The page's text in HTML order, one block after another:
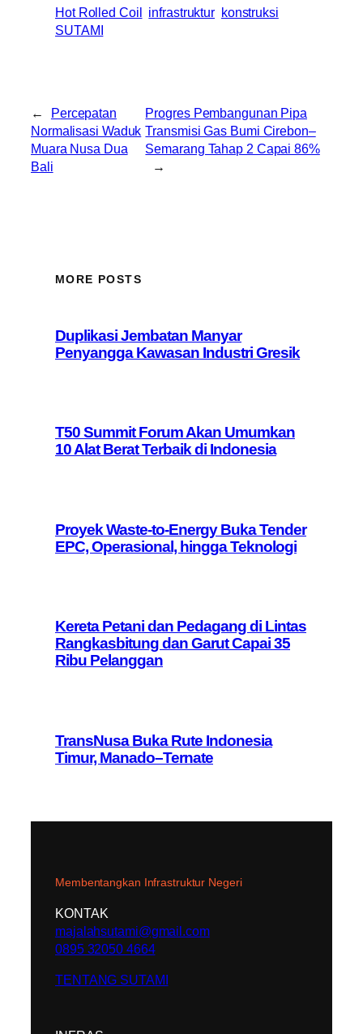
Hot Rolled Coil infrastruktur konstruksi
SUTAMI
←
Percepatan
Normalisasi Waduk
Muara Nusa Dua
Bali
Progres Pembangunan Pipa
Transmisi Gas Bumi Cirebon–
Semarang Tahap 2 Capai 86%
→
MORE POSTS
Duplikasi Jembatan Manyar
Penyangga Kawasan Industri Gresik
T50 Summit Forum Akan Umumkan
10 Alat Berat Terbaik di Indonesia
Proyek Waste-to-Energy Buka Tender
EPC, Operasional, hingga Teknologi
Kereta Petani dan Pedagang di Lintas
Rangkasbitung dan Garut Capai 35
Ribu Pelanggan
TransNusa Buka Rute Indonesia
Timur, Manado–Ternate
Membentangkan Infrastruktur Negeri
KONTAK
majalahsutami@gmail.com
0895 32050 4664
TENTANG SUTAMI